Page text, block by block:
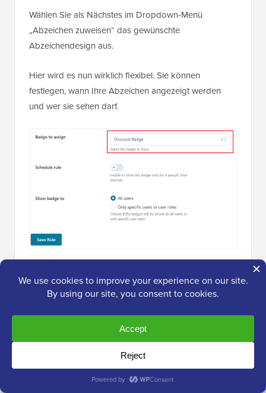
Wählen Sie als Nächstes im Dropdown-Menü
„Abzeichen zuweisen“ das gewünschte
Abzeichendesign aus.
Hier wird es nun wirklich flexibel. Sie können
festlegen, wann Ihre Abzeichen angezeigt werden
und wer sie sehen darf.
begrenzte Angebote.
Wenn Sie ihn aktivieren, fragt Sie das Plugin nach
Start- und Enddaten für Ihre Badges.